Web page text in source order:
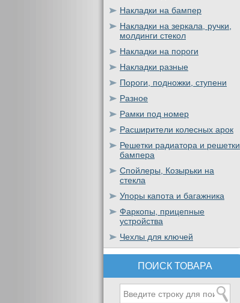
Накладки на бампер
Накладки на зеркала, ручки,
молдинги стекол
Накладки на пороги
Накладки разные
Пороги, подножки, ступени
Разное
Рамки под номер
Расширители колесных арок
Решетки радиатора и решетки
бампера
Спойлеры, Козырьки на
стекла
Упоры капота и багажника
Фаркопы, прицепные
устройства
Чехлы для ключей
ПОИСК ТОВАРА